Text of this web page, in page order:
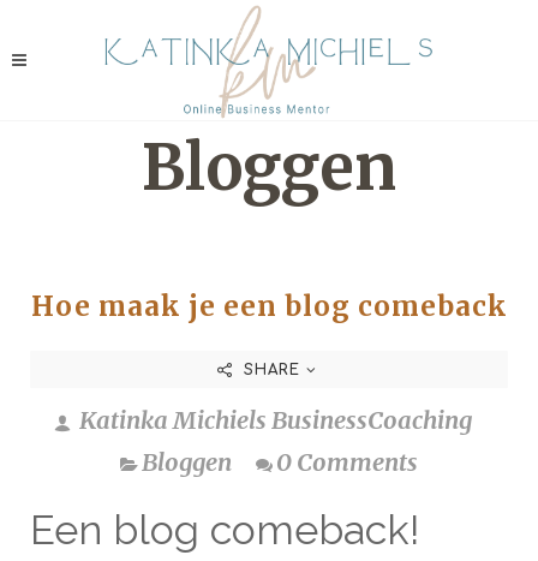
Bloggen
Hoe maak je een blog comeback
SHARE
Katinka Michiels BusinessCoaching
Bloggen
0 Comments
Een blog comeback!